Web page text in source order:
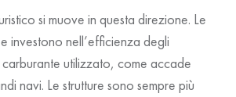
si muove in questa direzione. Le
investono nell’efficienza degli
utilizzato, come accade
navi. Le strutture sono sempre più